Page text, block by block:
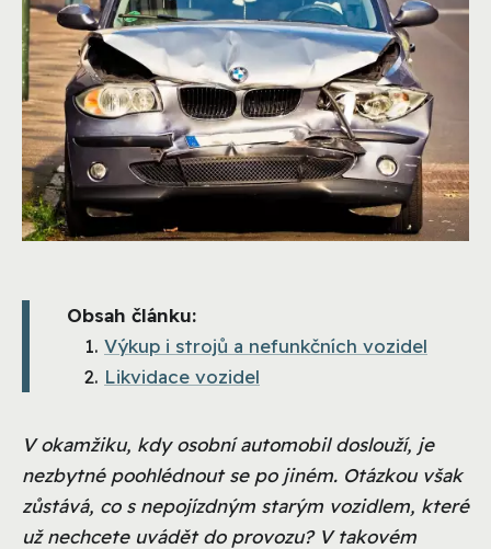
Obsah článku:
Výkup i strojů a nefunkčních vozidel
Likvidace vozidel
V okamžiku, kdy osobní automobil doslouží, je
nezbytné poohlédnout se po jiném. Otázkou však
zůstává, co s nepojízdným starým vozidlem, které
už nechcete uvádět do provozu? V takovém